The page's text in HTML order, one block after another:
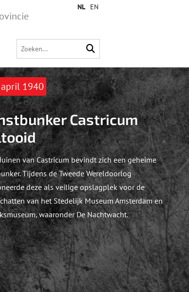
NL EN
1940
Castricum
van Castricum bevindt zich een geheime
Tijdens de Tweede Wereldoorlog
deze als veilige opslagplek voor de
van het Stedelijk Museum Amsterdam en
waaronder De Nachtwacht.